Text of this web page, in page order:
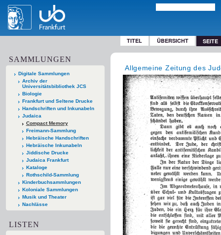
TITEL ÜBERSICHT SEITE
SAMMLUNGEN
Digitale Sammlungen
Archiv der
Universitätsbibliothek JCS
Biologie
Frankfurt und Seltene Drucke
Handschriften und Inkunabeln
Judaica
Compact Memory
Freimann-Sammlung
Hebräische Handschriften
Hebräische Inkunabeln
Jiddische Drucke
Judaica Frankfurt
Kataloge
Rothschild-Sammlung
Kinderbuchsammlungen
Koloniale Sammlungen
Musik und Theater
Nachlässe
LISTEN
Allgemeine Zeitung des